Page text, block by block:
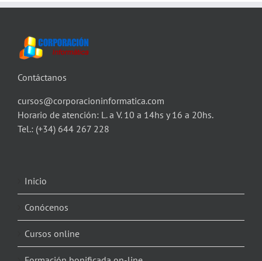
Contáctanos
cursos@corporacioninformatica.com
Horario de atención: L. a V. 10 a 14hs y 16 a 20hs.
Tel.: (+34) 644 267 228
Inicio
Conócenos
Cursos online